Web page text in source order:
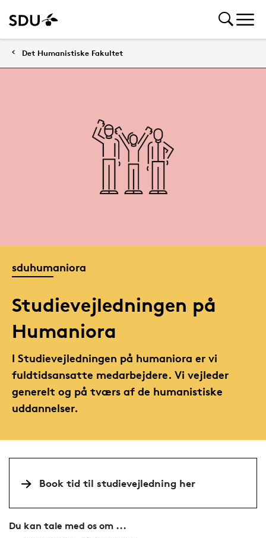
Det Humanistiske Fakultet
sduhumaniora
Studievejledningen på
Humaniora
I Studievejledningen på humaniora er vi
fuldtidsansatte medarbejdere. Vi vejleder
generelt og på tværs af de humanistiske
uddannelser.
Book tid til studievejledning her
Du kan tale med os om ...